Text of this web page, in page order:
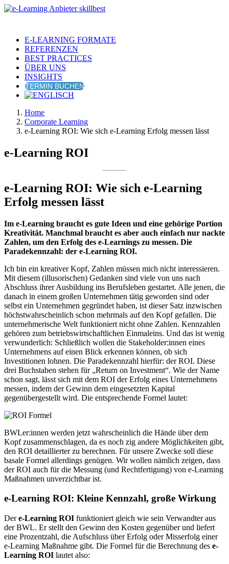
E-LEARNING FORMATE
REFERENZEN
BEST PRACTICES
ÜBER UNS
INSIGHTS
TERMIN BUCHEN
Home
Corporate Learning
e-Learning ROI: Wie sich e-Learning Erfolg messen lässt
e-Learning ROI
e-Learning ROI: Wie sich e-Learning
Erfolg messen lässt
Im e-Learning braucht es gute Ideen und eine gehörige Portion
Kreativität. Manchmal braucht es aber auch einfach nur nackte
Zahlen, um den Erfolg des e-Learnings zu messen. Die
Paradekennzahl: der e-Learning ROI.
Ich bin ein kreativer Kopf, Zahlen müssen mich nicht interessieren.
Mit diesem (illusorischen) Gedanken sind viele von uns nach
Abschluss ihrer Ausbildung ins Berufsleben gestartet. Alle jenen, die
danach in einem großen Unternehmen tätig geworden sind oder
selbst ein Unternehmen gegründet haben, ist dieser Satz inzwischen
höchstwahrscheinlich schon mehrmals auf den Kopf gefallen. Die
unternehmerische Welt funktioniert nicht ohne Zahlen. Kennzahlen
gehören zum betriebswirtschaftlichen Einmaleins. Und das ist wenig
verwunderlich: Schließlich wollen die Stakeholder:innen eines
Unternehmens auf einen Blick erkennen können, ob sich
Investitionen lohnen. Die Paradekennzahl hierfür: der ROI. Diese
drei Buchstaben stehen für „Return on Investment“. Wie der Name
schon sagt, lässt sich mit dem ROI der Erfolg eines Unternehmens
messen, indem der Gewinn dem eingesetzten Kapital
gegenübergestellt wird. Die entsprechende Formel lautet:
BWLer:innen werden jetzt wahrscheinlich die Hände über dem
Kopf zusammenschlagen, da es noch zig andere Möglichkeiten gibt,
den ROI detaillierter zu berechnen. Für unsere Zwecke soll diese
basale Formel allerdings genügen. Wir wollen nämlich zeigen, dass
der ROI auch für die Messung (und Rechtfertigung) von e-Learning
Maßnahmen unverzichtbar ist.
e-Learning ROI: Kleine Kennzahl, große Wirkung
Dere-Learning ROI funktioniert gleich wie sein Verwandter aus
der BWL. Er stellt den Gewinn den Kosten gegenüber und liefert
eine Prozentzahl, die Aufschluss über Erfolg oder Misserfolg einer
e-Learning Maßnahme gibt. Die Formel für die Berechnung des e-
Learning ROI lautet also: